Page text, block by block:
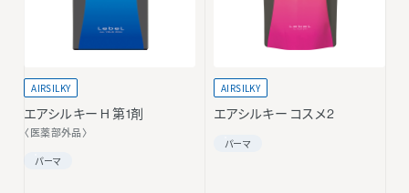
AIRSILKY
エアシルキー H 第1剤
〈医薬部外品〉
パーマ
AIRSILKY
エアシルキー コスメ2
パーマ